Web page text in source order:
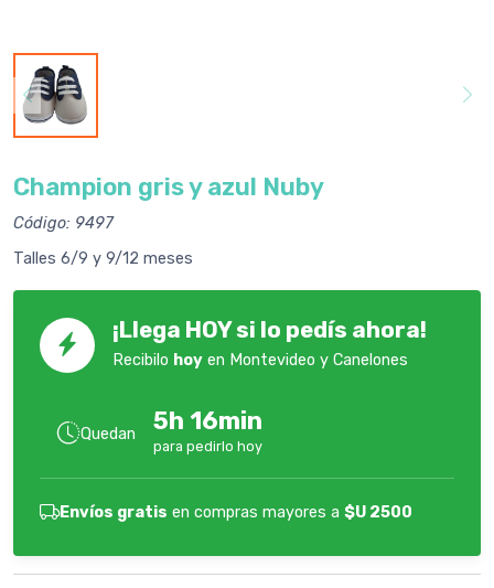
Champion gris y azul Nuby
Código: 9497
Talles 6/9 y 9/12 meses
¡Llega HOY si lo pedís ahora!
Recibilo hoy en Montevideo y Canelones
Quedan 5h 16min
para pedirlo hoy
Envíos gratis en compras mayores a $U 2500